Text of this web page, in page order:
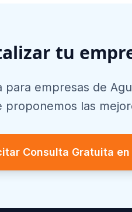
tu
para empresas de
proponemos las
Consulta Gratuita en